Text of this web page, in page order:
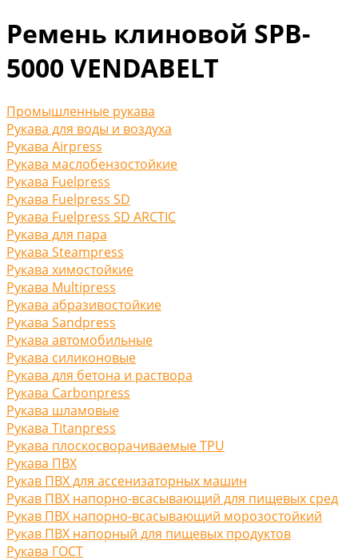
Ремень клиновой SPB-
5000 VENDABELT
Промышленные рукава
Рукава для воды и воздуха
Рукава Airpress
Рукава маслобензостойкие
Рукава Fuelpress
Рукава Fuelpress SD
Рукава Fuelpress SD ARCTIC
Рукава для пара
Рукава Steampress
Рукава химостойкие
Рукава Multipress
Рукава абразивостойкие
Рукава Sandpress
Рукава автомобильные
Рукава силиконовые
Рукава для бетона и раствора
Рукава Carbonpress
Рукава шламовые
Рукава Titanpress
Рукава плоскосворачиваемые TPU
Рукава ПВХ
Рукав ПВХ для ассенизаторных машин
Рукав ПВХ напорно-всасывающий для пищевых сред
Рукав ПВХ напорно-всасывающий морозостойкий
Рукав ПВХ напорный для пищевых продуктов
Рукава ГОСТ